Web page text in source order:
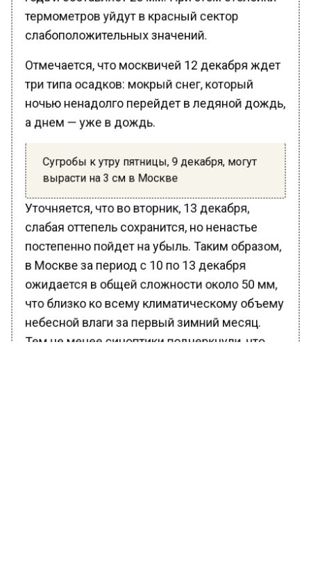
термометров уйдут в красный сектор
слабоположительных значений.
Отмечается, что москвичей 12 декабря ждет
три типа осадков: мокрый снег, который
ночью ненадолго перейдет в ледяной дождь,
а днем — уже в дождь.
Сугробы к утру пятницы, 9 декабря, могут
вырасти на 3 см в Москве
Уточняется, что во вторник, 13 декабря,
слабая оттепель сохранится, но ненастье
постепенно пойдет на убыль. Таким образом,
в Москве за период с 10 по 13 декабря
ожидается в общей сложности около 50 мм,
что близко ко всему климатическому объему
небесной влаги за первый зимний месяц.
Тем не менее синоптики подчеркнули, что